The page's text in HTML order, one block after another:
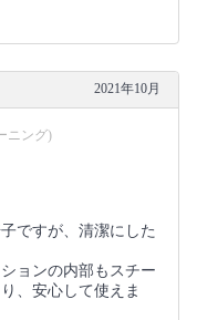
2021年10月
ニング)
ですが、清潔にした
ョンの内部もスチー
、安心して使えま